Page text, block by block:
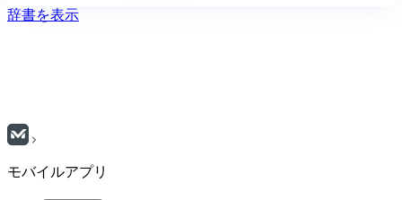
辞書を表示
モバイルアプリ